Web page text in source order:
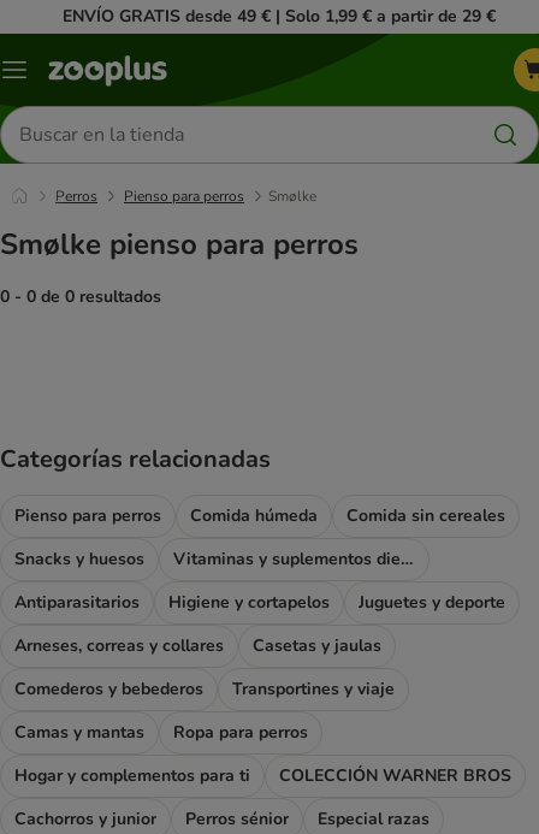
ENVÍO GRATIS desde 49 € | Solo 1,99 € a partir de 29 €
Menú
Buscar
productos
Perros Pienso para perros Smølke
Smølke pienso para perros
0 - 0 de 0 resultados
Categorías relacionadas
Pienso para perros Comida húmeda
Comida sin cereales
Snacks y huesos
Vitaminas y suplementos dietéticos
Antiparasitarios
Higiene y cortapelos
Juguetes y deporte
Arneses, correas y collares
Casetas y jaulas
Comederos y bebederos
Transportines y viaje
Camas y mantas
Ropa para perros
Hogar y complementos para ti
COLECCIÓN WARNER BROS
Cachorros y junior
Perros sénior Especial razas